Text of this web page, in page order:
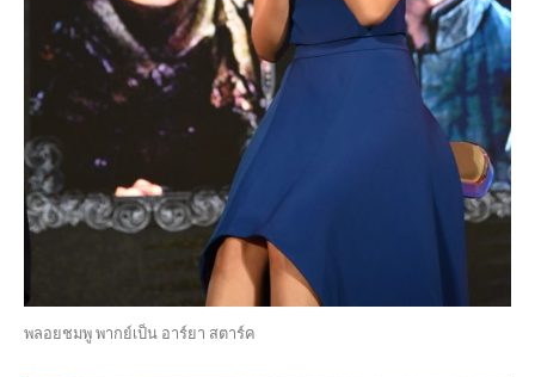
พลอยชมพู พากย์เป็น อาร์ยา สตาร์ค